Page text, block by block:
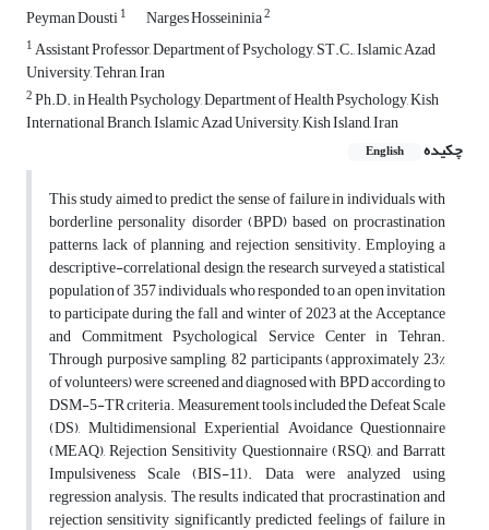
Peyman Dousti1 Narges Hosseininia2
1Assistant Professor, Department of Psychology, ST.C., Islamic Azad
University, Tehran, Iran
2Ph.D. in Health Psychology, Department of Health Psychology, Kish
International Branch, Islamic Azad University, Kish Island, Iran
چکیده
English
This study aimed to predict the sense of failure in individuals with
borderline personality disorder (BPD) based on procrastination
patterns, lack of planning, and rejection sensitivity. Employing a
descriptive-correlational design, the research surveyed a statistical
population of 357 individuals who responded to an open invitation
to participate during the fall and winter of 2023 at the Acceptance
and Commitment Psychological Service Center in Tehran.
Through purposive sampling, 82 participants (approximately 23%
of volunteers) were screened and diagnosed with BPD according to
DSM-5-TR criteria. Measurement tools included the Defeat Scale
(DS), Multidimensional Experiential Avoidance Questionnaire
(MEAQ), Rejection Sensitivity Questionnaire (RSQ), and Barratt
Impulsiveness Scale (BIS-11). Data were analyzed using
regression analysis. The results indicated that procrastination and
rejection sensitivity significantly predicted feelings of failure in